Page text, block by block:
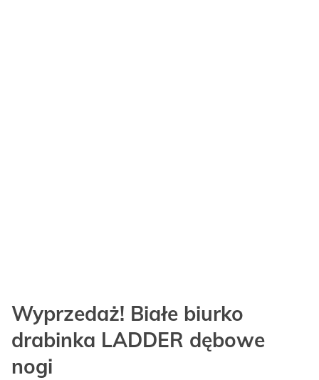
Wyprzedaż! Białe biurko
drabinka LADDER dębowe
nogi